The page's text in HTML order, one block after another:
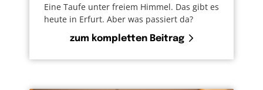
Eine Taufe unter freiem Himmel. Das gibt es
heute in Erfurt. Aber was passiert da?
zum kompletten Beitrag